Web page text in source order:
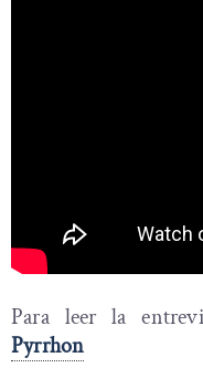
Para leer la
Pyrrhon